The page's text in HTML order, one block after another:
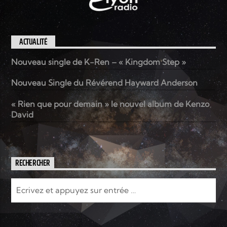
ACTUALITÉ
Nouveau single de K-Ren – « Kingdom Step »
Nouveau Single du Révérend Hayward Anderson
« Rien que pour demain » le nouvel album de Kenzo
David
RECHERCHER